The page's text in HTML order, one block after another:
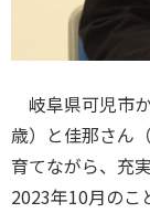
岐阜県可児市
歳）と佳那さん
育てながら、充
2023年10月のこ